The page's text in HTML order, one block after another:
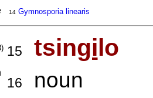
14 Gymnosporia linearis
15 tsingilo
16 noun